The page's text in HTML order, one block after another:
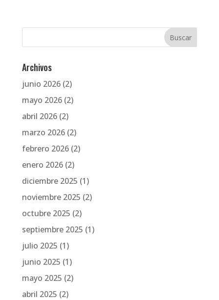
Archivos
junio 2026(2)
mayo 2026(2)
abril 2026(2)
marzo 2026(2)
febrero 2026(2)
enero 2026(2)
diciembre 2025 (1)
noviembre 2025 (2)
octubre 2025 (2)
septiembre 2025 (1)
julio 2025 (1)
junio 2025 (1)
mayo 2025 (2)
abril 2025 (2)